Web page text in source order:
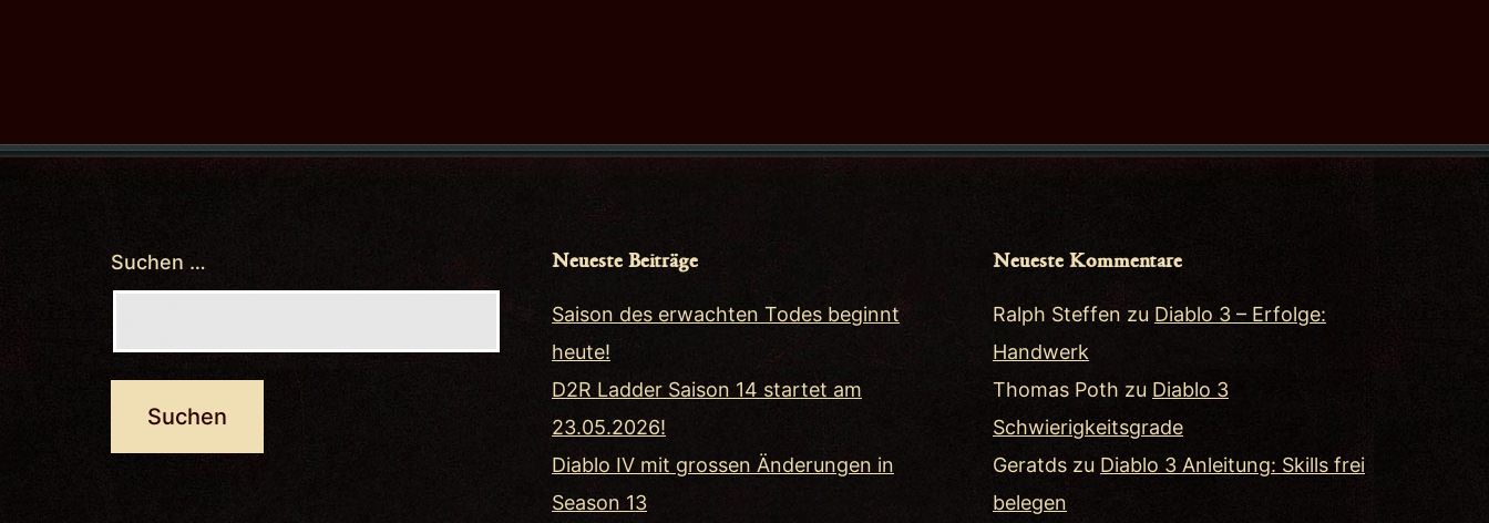
Suchen … Neueste Beiträge
Saison des erwachten Todes beginnt
heute!
D2R Ladder Saison 14 startet am
23.05.2026!
Diablo IV mit grossen Änderungen in
Season 13
Neueste Kommentare
Ralph Steffen zuDiablo 3 – Erfolge:
Handwerk
Thomas Poth zu Diablo 3
Schwierigkeitsgrade
Geratds zu Diablo 3 Anleitung: Skills frei
belegen